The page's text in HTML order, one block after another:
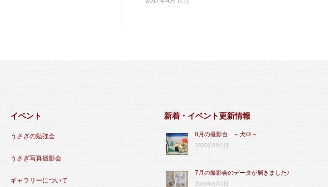
イベント
うさぎの勉強会
うさぎ写真撮影会
ギャラリーについて
新着・イベント更新情報
8月の撮影台 ～犬🐶～
2026年8月1日
7月の撮影会のデータが届きました♪
2026年8月1日